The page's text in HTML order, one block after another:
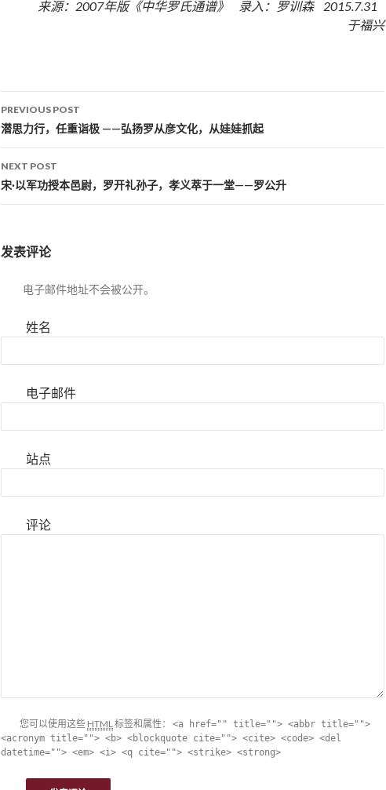
来源：2007年版《中华罗氏通谱》 录入：罗训森 2015.7.31
于福兴
Post navigation
PREVIOUS POST
潜思力行，任重诣极 ——弘扬罗从彦文化，从娃娃抓起
NEXT POST
宋·以军功授本邑尉，罗开礼孙子，孝义萃于一堂——罗公升
发表评论
电子邮件地址不会被公开。
姓名
电子邮件
站点
评论
您可以使用这些 HTML标签和属性： <a href="" title=""> <abbr title="">
<acronym title=""> <b> <blockquote cite=""> <cite> <code> <del
datetime=""> <em> <i> <q cite=""> <strike> <strong>